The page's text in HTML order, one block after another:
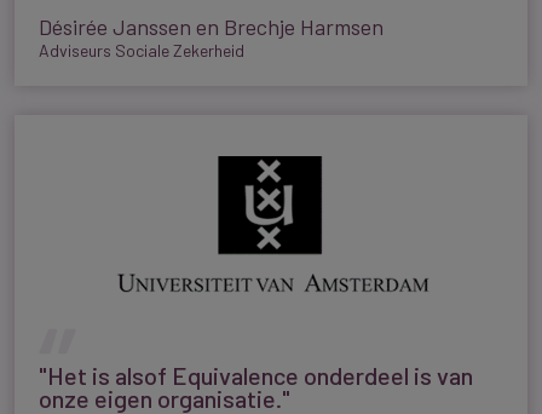
Désirée Janssen en Brechje Harmsen
Adviseurs Sociale Zekerheid
"Het is alsof Equivalence onderdeel is van
onze eigen organisatie."